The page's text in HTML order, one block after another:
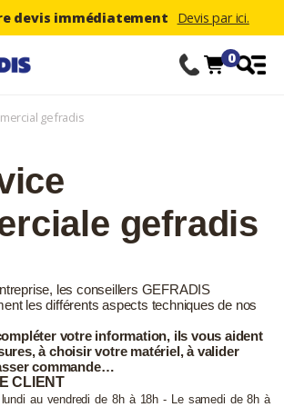
devis immédiatement Devis par ici.
0
gefradis
gefradis
les conseillers GEFRADIS
les différents aspects techniques de nos
votre information, ils vous aident
à choisir votre matériel, à valider
commande…
CLIENT
au vendredi de 8h à 18h - Le samedi de 8h à